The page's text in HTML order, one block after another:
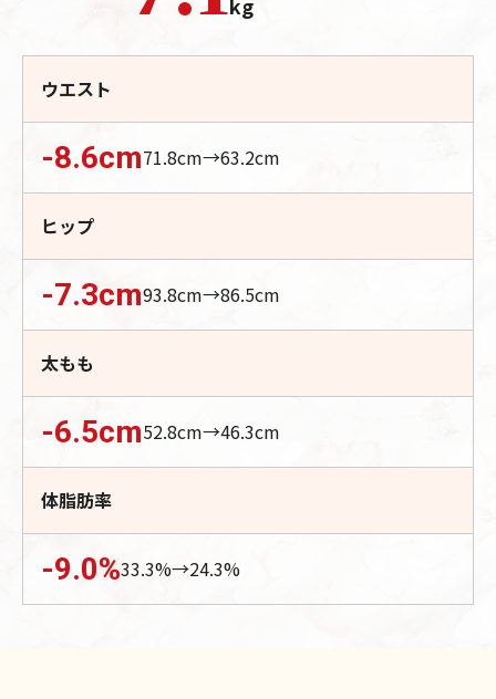
ウエスト
-8.6cm71.8cm→63.2cm
ヒップ
-7.3cm93.8cm→86.5cm
太もも
-6.5cm52.8cm→46.3cm
体脂肪率
-9.0%33.3%→24.3%